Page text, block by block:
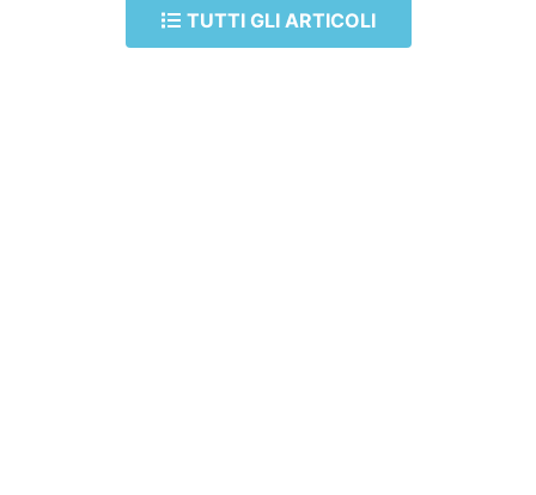
TUTTI GLI ARTICOLI